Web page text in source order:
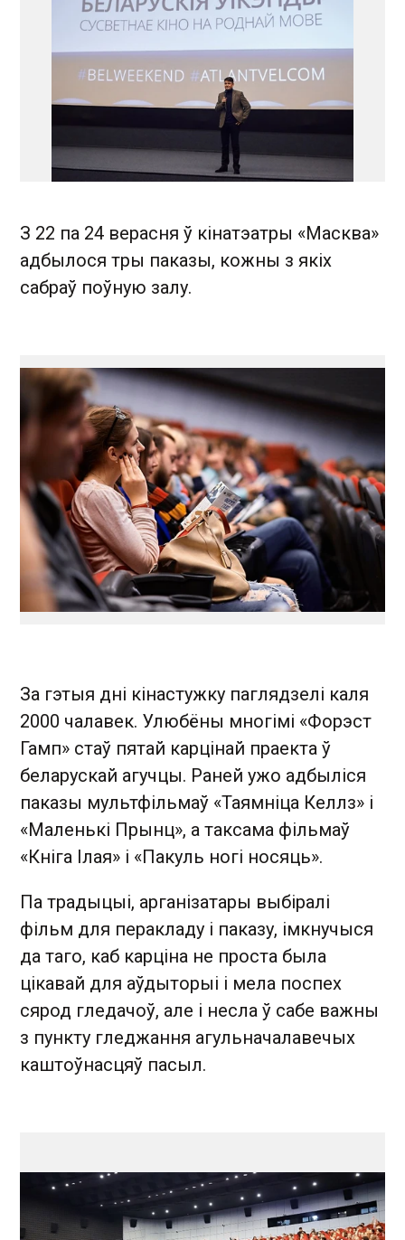
З 22 па 24 верасня ў кінатэатры «Масква»
адбылося тры паказы, кожны з якіх
сабраў поўную залу.
За гэтыя дні кінастужку паглядзелі каля
2000 чалавек. Улюбёны многімі «Форэст
Гамп» стаў пятай карцінай праекта ў
беларускай агучцы. Раней ужо адбыліся
паказы мультфільмаў «Таямніца Келлз» і
«Маленькі Прынц», а таксама фільмаў
«Кніга Ілая» і «Пакуль ногi носяць».
Па традыцыі, арганізатары выбіралі
фільм для перакладу і паказу, імкнучыся
да таго, каб карціна не проста была
цікавай для аўдыторыі і мела поспех
сярод гледачоў, але і несла ў сабе важны
з пункту гледжання агульначалавечых
каштоўнасцяў пасыл.